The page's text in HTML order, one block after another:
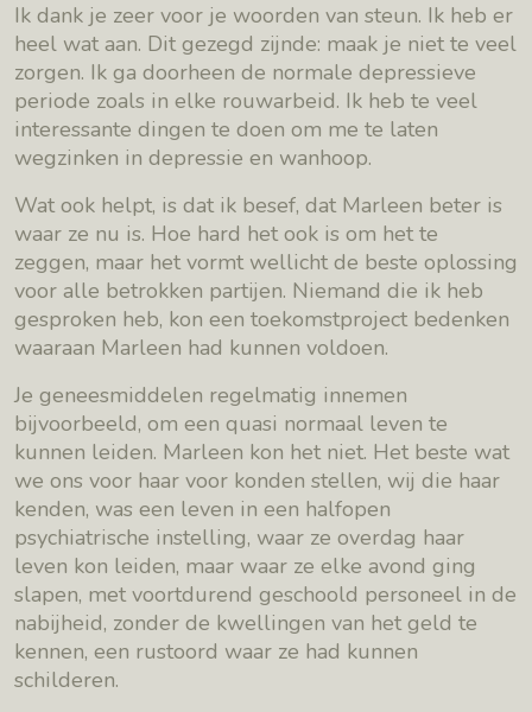
Ik dank je zeer voor je woorden van steun. Ik heb er
heel wat aan. Dit gezegd zijnde: maak je niet te veel
zorgen. Ik ga doorheen de normale depressieve
periode zoals in elke rouwarbeid. Ik heb te veel
interessante dingen te doen om me te laten
wegzinken in depressie en wanhoop.
Wat ook helpt, is dat ik besef, dat Marleen beter is
waar ze nu is. Hoe hard het ook is om het te
zeggen, maar het vormt wellicht de beste oplossing
voor alle betrokken partijen. Niemand die ik heb
gesproken heb, kon een toekomstproject bedenken
waaraan Marleen had kunnen voldoen.
Je geneesmiddelen regelmatig innemen
bijvoorbeeld, om een quasi normaal leven te
kunnen leiden. Marleen kon het niet. Het beste wat
we ons voor haar voor konden stellen, wij die haar
kenden, was een leven in een halfopen
psychiatrische instelling, waar ze overdag haar
leven kon leiden, maar waar ze elke avond ging
slapen, met voortdurend geschoold personeel in de
nabijheid, zonder de kwellingen van het geld te
kennen, een rustoord waar ze had kunnen
schilderen.